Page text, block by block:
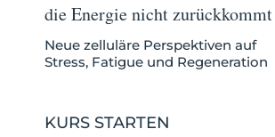
die Energie nicht zurückkommt
Neue zelluläre Perspektiven auf
Stress, Fatigue und Regeneration
KURS STARTEN